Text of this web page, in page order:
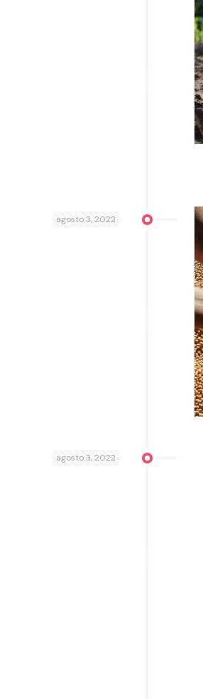
agosto 3, 2022
agosto 3, 2022